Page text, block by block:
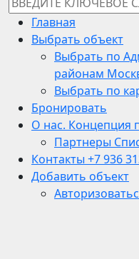
Главная
Выбрать объект
Выбрать по
районам
Выбрать по
Бронировать
О нас. Концепция
Партнеры
Контакты +7 936
Добавить объект